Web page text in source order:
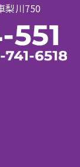
らこられ
って一緒
方には安
り関係あ
安心プラ
い。
てくださ
７月・９
ます。
にお願い
梨川750